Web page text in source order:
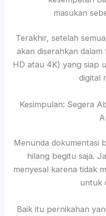
masukan
Terakhir, setelah
akan diserahkan
HD atau 4K) yang siap
digital
Kesimpulan: Segera
Menunda dokumentasi
hilang begitu saja.
menyesal karena tidak
untuk
Baik itu pernikahan